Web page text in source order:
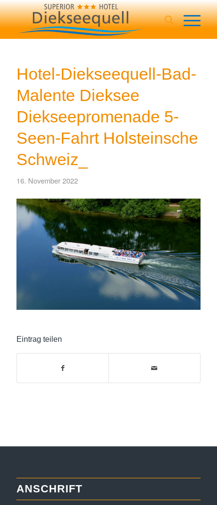
Hotel-Diekseequell-Bad-
Malente Dieksee
Diekseepromenade 5-
Seen-Fahrt Holsteinsche
Schweiz_
16. November 2022
Eintrag teilen
ANSCHRIFT